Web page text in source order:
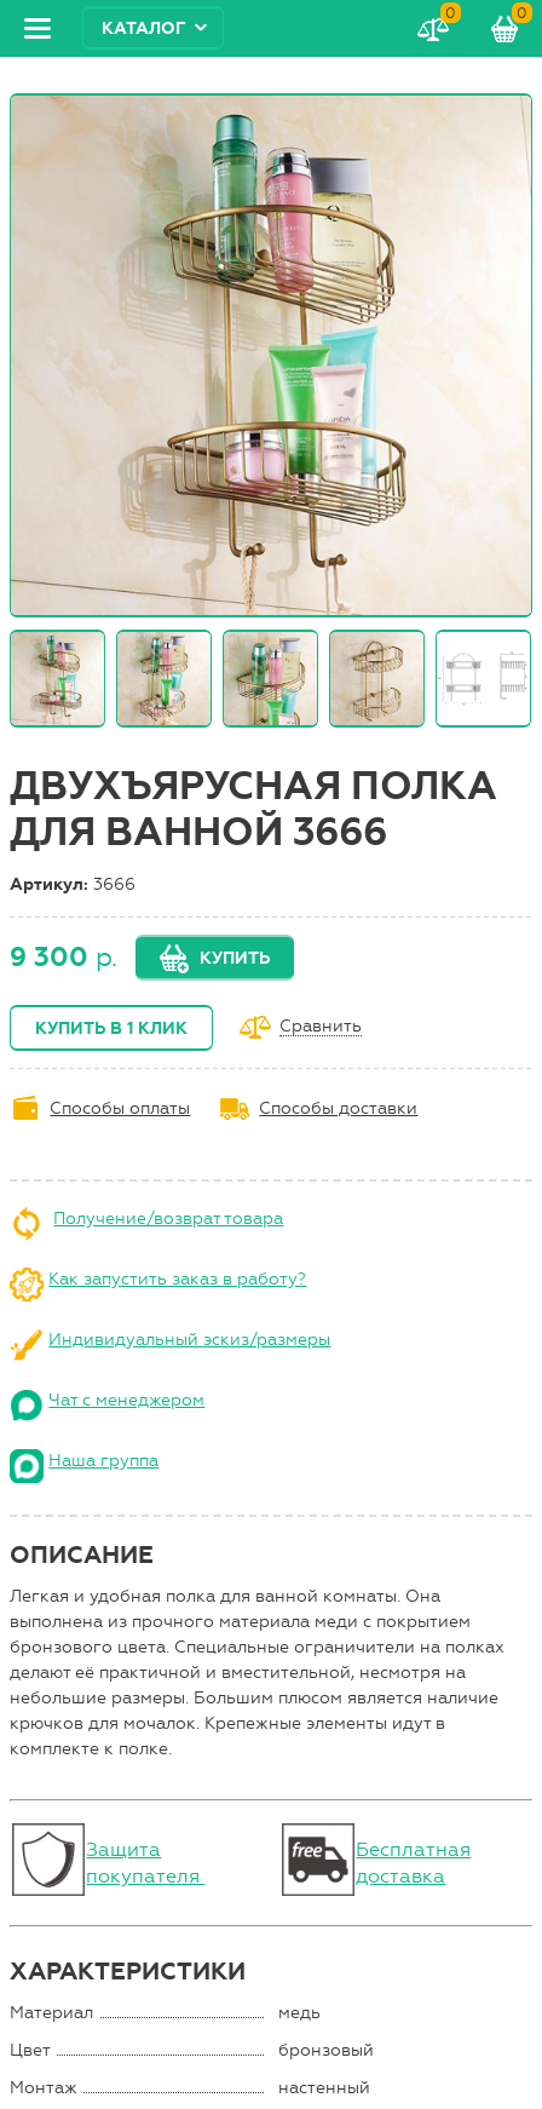
КАТАЛОГ
0 0
ДВУХЪЯРУСНАЯ ПОЛКА
ДЛЯ ВАННОЙ 3666
Артикул:3666
9 300 р. КУПИТЬ
КУПИТЬ В 1 КЛИК Сравнить
Способы оплаты Способы доставки
Получение/возврат товара
Как запустить заказ в работу?
Индивидуальный эскиз/размеры
Чат с менеджером
Наша группа
ОПИСАНИЕ
Легкая и удобная полка для ванной комнаты. Она
выполнена из прочного материала меди с покрытием
бронзового цвета. Специальные ограничители на полках
делают её практичной и вместительной, несмотря на
небольшие размеры. Большим плюсом является наличие
крючков для мочалок. Крепежные элементы идут в
комплекте к полке.
Защита
покупателя
Бесплатная
доставка
ХАРАКТЕРИСТИКИ
Материал
медь
Цвет
бронзовый
Монтаж
настенный